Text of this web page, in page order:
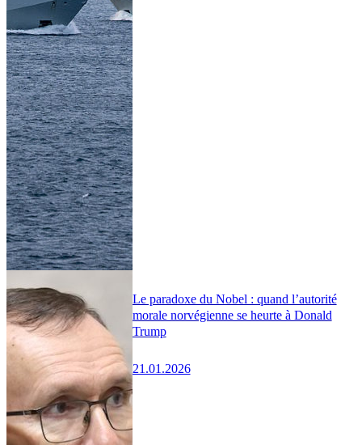
Le paradoxe du Nobel : quand l’autorité
morale norvégienne se heurte à Donald
Trump
21.01.2026